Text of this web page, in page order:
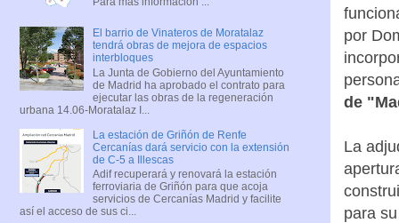
por
de
La
para
El barrio de Vinateros de Moratalaz
tendrá obras de mejora de espacios
interbloques
La Junta de Gobierno del Ayuntamiento
de Madrid ha aprobado el contrato para
ejecutar las obras de la regeneración
urbana 14.06-Moratalaz I...
La estación de Griñón de Renfe
Cercanías dará servicio con la extensión
de C-5 a Illescas
Adif recuperará y renovará la estación
ferroviaria de Griñón para que acoja
servicios de Cercanías Madrid y facilite
así el acceso de sus ci...